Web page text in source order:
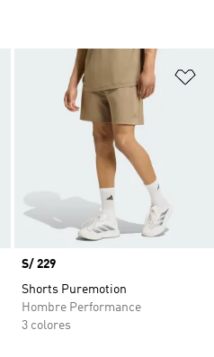
Añadir a la lista de deseos
Precio
S/ 229
Shorts Puremotion
Hombre Performance
3 colores